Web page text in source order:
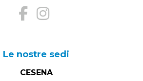
Le nostre sedi
CESENA